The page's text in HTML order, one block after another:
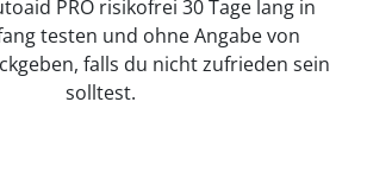
PRO risikofrei 30 Tage lang in
testen und ohne Angabe von
falls du nicht zufrieden sein
solltest.